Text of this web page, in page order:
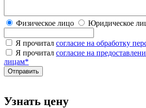
Физическое лицо Юридическое
Я прочитал согласие на обработку
Я прочитал согласие на
лицам*
Узнать цену